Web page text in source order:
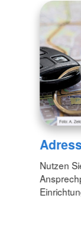
Nutzen